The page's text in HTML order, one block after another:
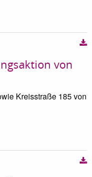
von
Kreisstraße 185 von